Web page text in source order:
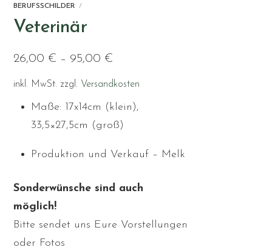
BERUFSSCHILDER
Veterinär
26,00 € – 95,00 €
inkl. MwSt. zzgl. Versandkosten
Maße: 17x14cm (klein),
33,5×27,5cm (groß)
Produktion und Verkauf – Melk
Sonderwünsche sind auch
möglich!
Bitte sendet uns Eure Vorstellungen
oder Fotos